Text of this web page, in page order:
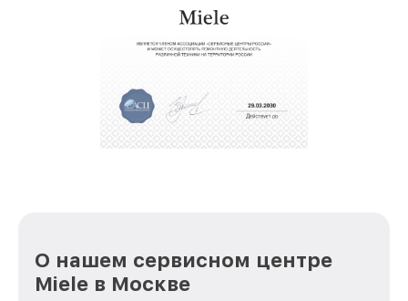
О нашем сервисном центре
Miele в Москве